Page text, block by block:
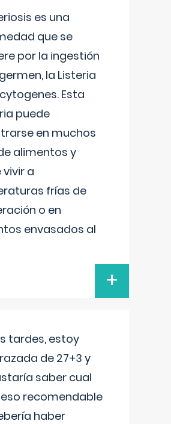
es una
que se
por la ingestión
la Listeria
Esta
puede
en muchos
alimentos y
vivir a
frías de
o en
envasados al
+
tardes, estoy
de 27+3 y
saber cual
recomendable
haber